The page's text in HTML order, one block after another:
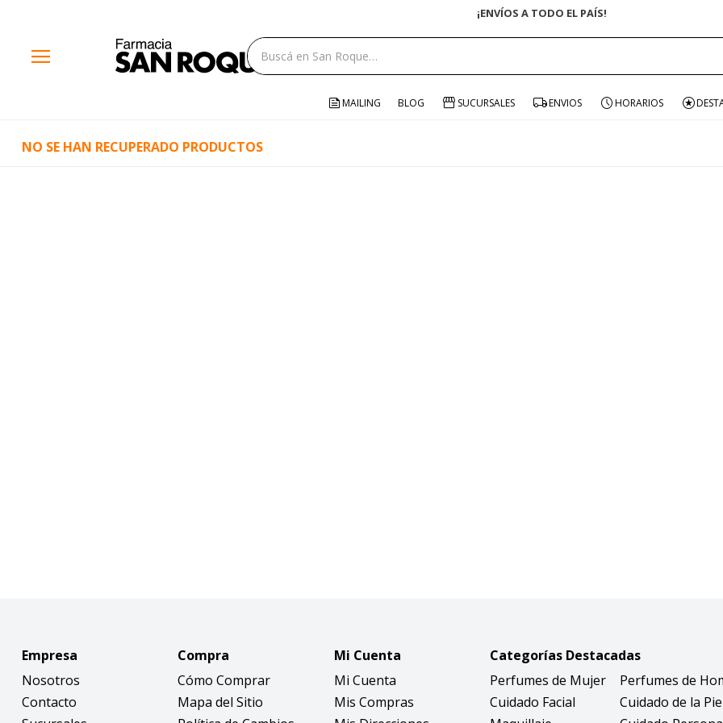
¡ENVÍOS A TODO EL PAÍS!
menu
MAILING BLOG SUCURSALES ENVIOS HORARIOS
NO SE HAN RECUPERADO PRODUCTOS
Empresa
Nosotros
Contacto
Compra
Cómo Comprar
Mapa del Sitio
Mi Cuenta
Mi Cuenta
Mis Compras
Categorías Destacadas
Perfumes de Mujer
Perfumes de
Cuidado Facial
Cuidado de la
close
storefront
help